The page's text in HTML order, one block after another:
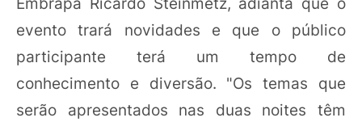
evento trará novidades e que o público
participante terá um tempo de
conhecimento e diversão. "Os temas que
serão apresentados nas duas noites têm